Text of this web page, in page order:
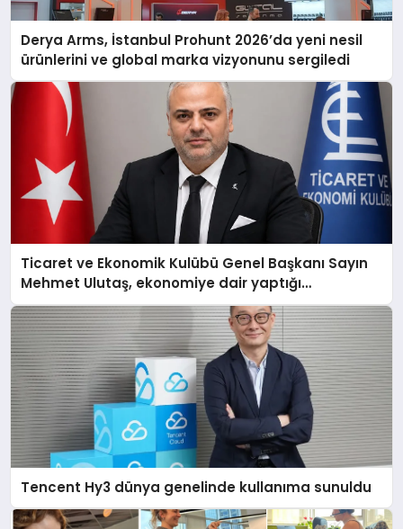
Derya Arms, İstanbul Prohunt 2026’da yeni nesil
ürünlerini ve global marka vizyonunu sergiledi
Ticaret ve Ekonomik Kulübü Genel Başkanı Sayın
Mehmet Ulutaş, ekonomiye dair yaptığı
açıklamada şunları kaydetti:
Tencent Hy3 dünya genelinde kullanıma sunuldu